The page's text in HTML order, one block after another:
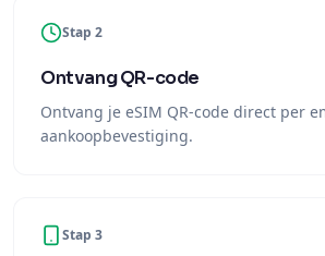
Stap 2
Ontvang QR-code
Ontvang je eSIM QR-code direct per
aankoopbevestiging.
Stap 3